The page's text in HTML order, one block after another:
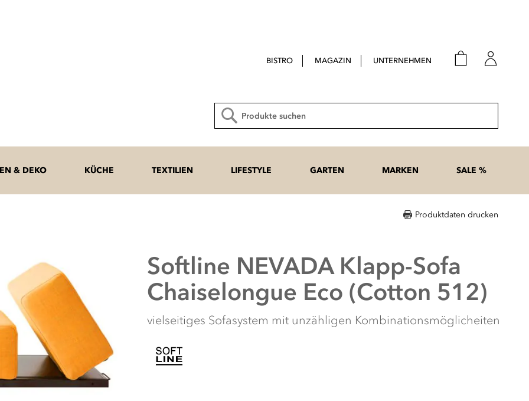
BISTRO MAGAZIN UNTERNEHMEN
Suche
& DEKO KÜCHE TEXTILIEN LIFESTYLE GARTEN MARKEN SALE %
Produktdaten drucken
Softline NEVADA Klapp-Sofa
Chaiselongue Eco (Cotton 512)
vielseitiges Sofasystem mit unzähligen Kombinationsmöglicheiten